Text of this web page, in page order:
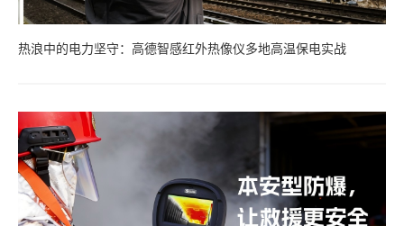
热浪中的电力坚守：高德智感红外热像仪多地高温保电实战